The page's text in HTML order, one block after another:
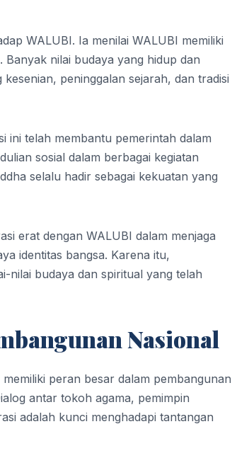
WALUBI. Ia menilai WALUBI memiliki
nilai budaya yang hidup dan
peninggalan sejarah, dan tradisi
ini telah membantu pemerintah dalam
sosial dalam berbagai kegiatan
selalu hadir sebagai kekuatan yang
erat dengan WALUBI dalam menjaga
identitas bangsa. Karena itu,
nilai budaya dan spiritual yang telah
Nasional
peran besar dalam pembangunan
antar tokoh agama, pemimpin
adalah kunci menghadapi tantangan